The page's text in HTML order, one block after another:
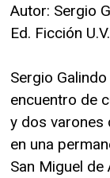
Autor: Sergio
Ed. Ficción
Sergio
encuentro de
y dos varones
en una
San Miguel de